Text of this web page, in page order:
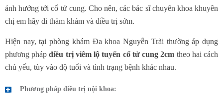
ảnh hưởng tới cổ tử cung. Cho nên, các bác sĩ chuyên khoa khuyên
chị em hãy đi thăm khám và điều trị sớm.
Hiện nay, tại phòng khám Đa khoa Nguyễn Trãi thường áp dụng
phương phápđiều trị viêm lộ tuyến cổ tử cung 2cm theo hai cách
chủ yếu, tùy vào độ tuổi và tình trạng bệnh khác nhau.
Phương pháp điều trị nội khoa: